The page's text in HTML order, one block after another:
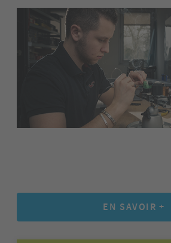
EN SAVOIR +